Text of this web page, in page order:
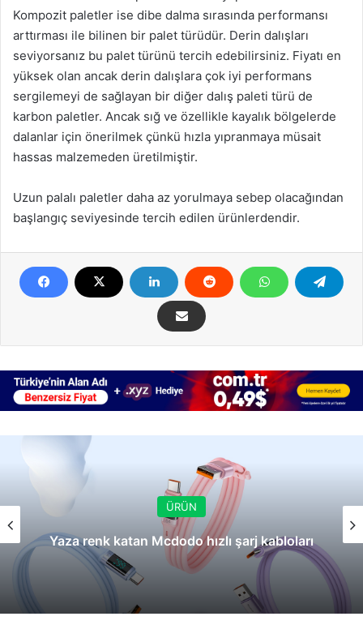
Kompozit paletler ise dibe dalma sırasında performansı
arttırması ile bilinen bir palet türüdür. Derin dalışları
seviyorsanız bu palet türünü tercih edebilirsiniz. Fiyatı en
yüksek olan ancak derin dalışlara çok iyi performans
sergilemeyi de sağlayan bir diğer dalış paleti türü de
karbon paletler. Ancak sığ ve özellikle kayalık bölgelerde
dalanlar için önerilmek çünkü hızla yıpranmaya müsait
hassas malzemeden üretilmiştir.
Uzun palalı paletler daha az yorulmaya sebep olacağından
başlangıç seviyesinde tercih edilen ürünlerdendir.
ÜRÜN
Yaza renk katan Mcdodo hızlı şarj kabloları